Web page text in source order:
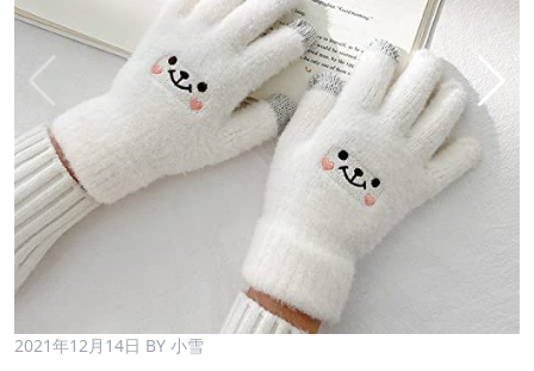
2021年12月14日 BY 小雪